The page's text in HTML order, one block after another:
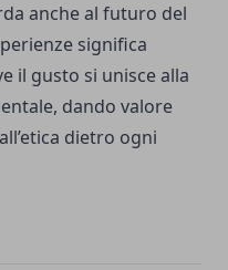
anche al futuro del
significa
il gusto si unisce alla
dando valore
dietro ogni